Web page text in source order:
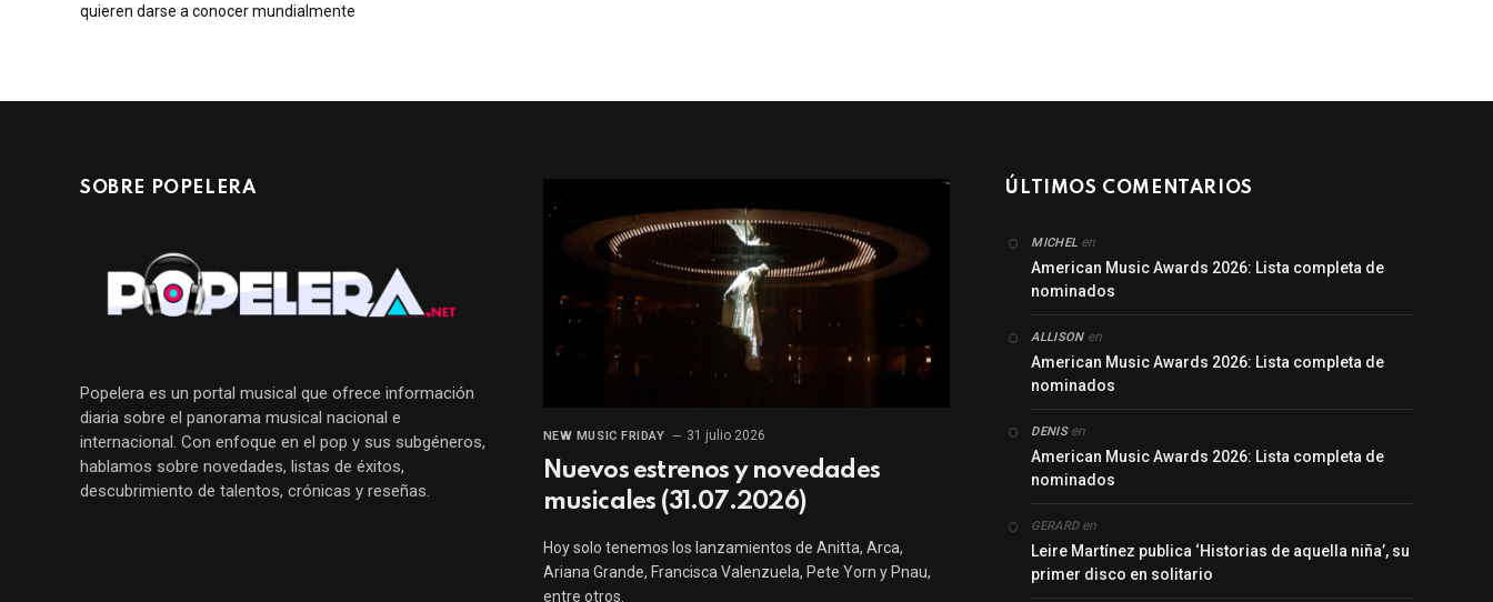
quieren darse a conocer mundialmente
SOBRE POPELERA
Popelera es un portal musical que ofrece información
diaria sobre el panorama musical nacional e
internacional. Con enfoque en el pop y sus subgéneros,
hablamos sobre novedades, listas de éxitos,
descubrimiento de talentos, crónicas y reseñas.
NEW MUSIC FRIDAY 31 julio 2026
Nuevos estrenos y novedades
musicales (31.07.2026)
Hoy solo tenemos los lanzamientos de Anitta, Arca,
Ariana Grande, Francisca Valenzuela, Pete Yorn y Pnau,
entre otros.
ÚLTIMOS COMENTARIOS
MICHEL en
American Music Awards 2026: Lista completa de
nominados
ALLISONen
American Music Awards 2026: Lista completa de
nominados
DENISen
American Music Awards 2026: Lista completa de
nominados
GERARDen
Leire Martínez publica ‘Historias de aquella niña’, su
primer disco en solitario